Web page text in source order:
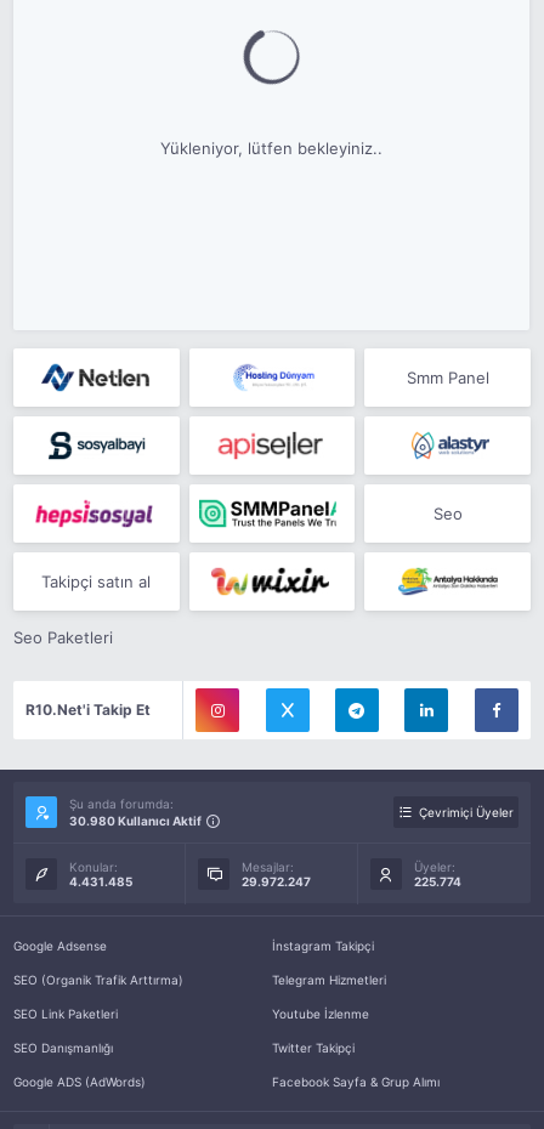
Yükleniyor, lütfen bekleyiniz..
Smm Panel
Seo
Takipçi satın al
Seo Paketleri
R10.Net'i Takip Et
Şu anda forumda:
30.980 Kullanıcı Aktif
Çevrimiçi Üyeler
Konular:
4.431.485
Mesajlar:
29.972.247
Üyeler:
225.774
Google Adsense
SEO (Organik Trafik Arttırma)
SEO Link Paketleri
SEO Danışmanlığı
Google ADS (AdWords)
İnstagram Takipçi
Telegram Hizmetleri
Youtube İzlenme
Twitter Takipçi
Facebook Sayfa & Grup Alımı